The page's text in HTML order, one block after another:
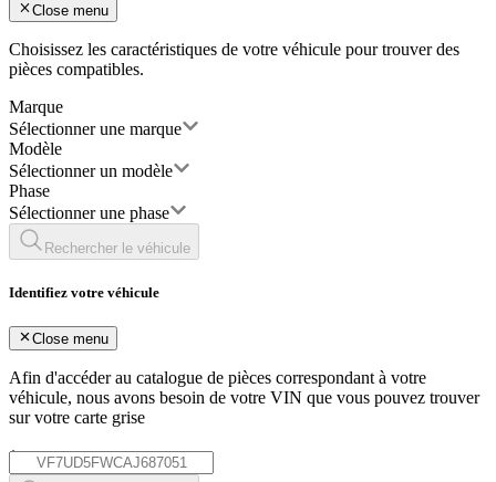
Close menu
Choisissez les caractéristiques de votre véhicule pour trouver des
pièces compatibles.
Marque
Sélectionner une marque
Modèle
Sélectionner un modèle
Phase
Sélectionner une phase
Rechercher le véhicule
Identifiez votre véhicule
Close menu
Afin d'accéder au catalogue de pièces correspondant à votre
véhicule, nous avons besoin de votre VIN que vous pouvez trouver
sur votre carte grise
*